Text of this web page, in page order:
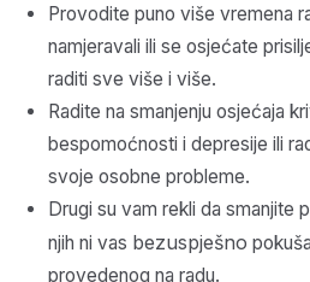
Provodite puno više vremena
namjeravali ili se osjećate
raditi sve više i više.
Radite na smanjenju osjećaja
bespomoćnosti i depresije ili
svoje osobne probleme.
Drugi su vam rekli da smanjite
njih ni vas bezuspješno
provedenog na radu.